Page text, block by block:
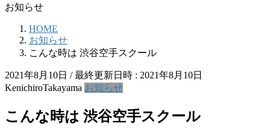
お知らせ
HOME
お知らせ
こんな時は 渋谷空手スクール
2021年8月10日 / 最終更新日時 : 2021年8月10日
KenichiroTakayama お知らせ
こんな時は 渋谷空手スクール